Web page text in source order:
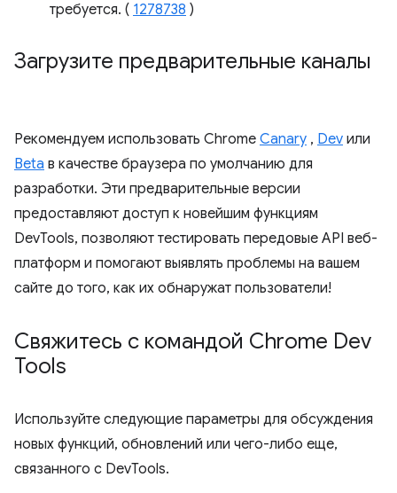
требуется. ( 1278738 )
Загрузите предварительные каналы
Рекомендуем использовать Chrome Canary , Dev или
Beta в качестве браузера по умолчанию для
разработки. Эти предварительные версии
предоставляют доступ к новейшим функциям
DevTools, позволяют тестировать передовые API веб-
платформ и помогают выявлять проблемы на вашем
сайте до того, как их обнаружат пользователи!
Свяжитесь с командой Chrome Dev
Tools
Используйте следующие параметры для обсуждения
новых функций, обновлений или чего-либо еще,
связанного с DevTools.